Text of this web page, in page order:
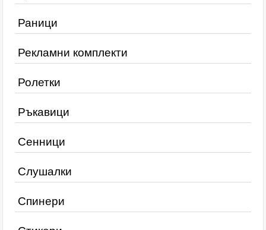
Раници
Рекламни комплекти
Ролетки
Ръкавици
Сенници
Слушалки
Спинери